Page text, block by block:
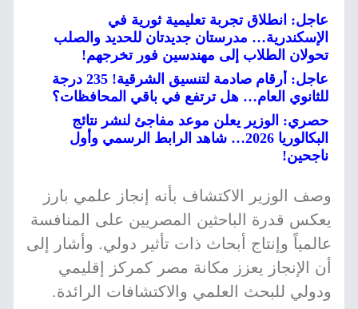
عاجل: انطلاق تجربة تعليمية ثورية في
الإسكندرية… مدرستان جديدتان للحديد والصلب
تحولان الطلاب إلى مهندسين فور تخرجهم!
عاجل: أرقام صادمة لتنسيق الشرقية! 235 درجة
للثانوي العام… هل ترتفع في باقي المحافظات؟
حصري: الوزير يعلن موعد مفاجئ لنشر نتائج
البكالوريا 2026… شاهد الرابط الرسمي وأول
ناجحين!
وصف الوزير الاكتشاف بأنه إنجاز علمي بارز
يعكس قدرة الباحثين المصريين على المنافسة
عالمياً وإنتاج أبحاث ذات تأثير دولي. وأشار إلى
أن الإنجاز يعزز مكانة مصر كمركز إقليمي
ودولي للبحث العلمي والاكتشافات الرائدة.